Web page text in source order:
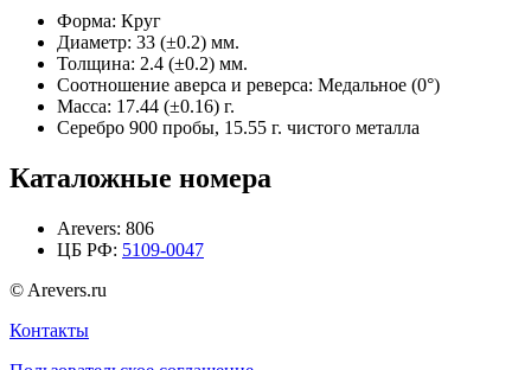
Форма: Круг
Диаметр: 33 (±0.2) мм.
Толщина: 2.4 (±0.2) мм.
Соотношение аверса и реверса: Медальное (0°)
Масса: 17.44 (±0.16) г.
Серебро 900 пробы, 15.55 г. чистого металла
Каталожные номера
Arevers: 806
ЦБ РФ: 5109-0047
© Arevers.ru
Контакты